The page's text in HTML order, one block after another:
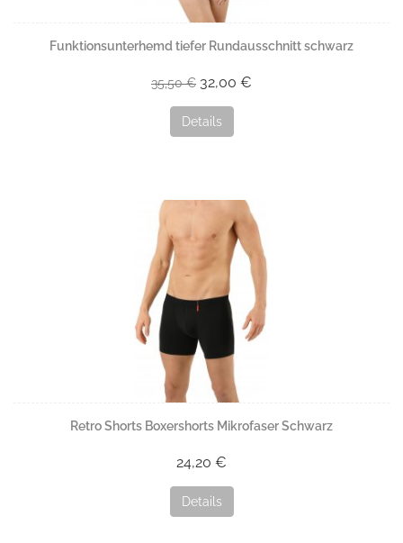
Funktionsunterhemd tiefer Rundausschnitt schwarz
35,50 € 32,00 €
Details
Retro Shorts Boxershorts Mikrofaser Schwarz
24,20 €
Details